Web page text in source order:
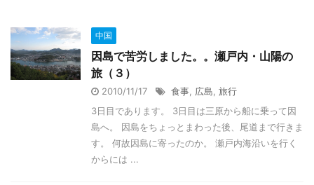
中国
因島で苦労しました。。瀬戸内・山陽の
旅（３）
2010/11/17 食事 広島 旅行
3日目であります。 3日目は三原から船に乗って因
島へ。 因島をちょっとまわった後、尾道まで行きま
す。 何故因島に寄ったのか。 瀬戸内海沿いを行く
からには ...